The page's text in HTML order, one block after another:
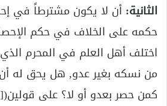
الثانية: أن لا يكون مشترطاً في
حكمه على الخلاف في حكم
اختلف أهل العلم في المحرم
من نسكه بغير عدو, هل يحق له
كمن حصر بعدو أو لا؟ على قولين([1]